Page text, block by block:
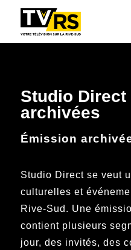
Studio
archivées
Émission
Studio Direct se veut
culturelles et
Rive-Sud. Une
contient plusieurs
jour, des invités, des